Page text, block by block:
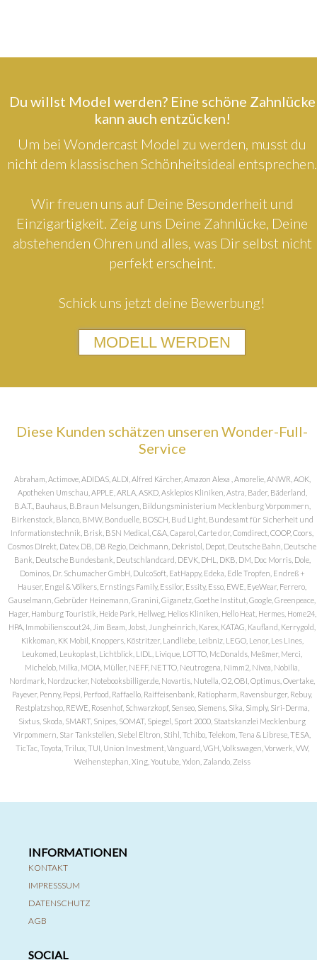
Du willst Model werden? Eine schöne Zahnlücke
kann auch entzücken!
Um bei Wondercast Model zu werden, musst du
nicht dem klassischen Schönheitsideal entsprechen.
Wir freuen uns auf Deine Besonderheit und
Einzigartigkeit. Zeig uns Deine Zahnlücke, Deine
abstehenden Ohren und alles, was Dir selbst nicht
perfekt erscheint.
Schick uns jetzt deine Bewerbung!
MODELL WERDEN
Diese Kunden schätzen unseren Wonder-Full-
Service
Abraham, Actimove, ADIDAS, ALDI, Alfred Kärcher, Amazon Alexa , Amorelie, ANWR, AOK,
Apotheken Umschau, APPLE, ARLA, ASKD, Asklepios Kliniken, Astra, Bader, Bäderland,
B.A.T., Bauhaus, B.Braun Melsungen, Bildungsministerium Mecklenburg Vorpommern,
Birkenstock, Blanco, BMW, Bonduelle, BOSCH, Bud Light, Bundesamt für Sicherheit und
Informationstechnik, Brisk, BSN Medical, C&A, Caparol, Carte d or, Comdirect, COOP, Coors,
Cosmos DIrekt, Datev, DB, DB Regio, Deichmann, Dekristol, Depot, Deutsche Bahn, Deutsche
Bank, Deutsche Bundesbank, Deutschlandcard, DEVK, DHL, DKB, DM, Doc Morris, Dole,
Dominos, Dr. Schumacher GmbH, DulcoSoft, EatHappy, Edeka, Edle Tropfen, Endreß +
Hauser, Engel & Völkers, Ernstings Family, Essilor, Essity, Esso, EWE, EyeWear, Ferrero,
Gauselmann, Gebrüder Heinemann, Granini, Giganetz, Goethe Institut, Google, Greenpeace,
Hager, Hamburg Touristik, Heide Park, Hellweg, Helios Kliniken, Hello Heat, Hermes, Home24,
HPA, Immobilienscout24, Jim Beam, Jobst, Jungheinrich, Karex, KATAG, Kaufland, Kerrygold,
Kikkoman, KK Mobil, Knoppers, Köstritzer, Landliebe, Leibniz, LEGO, Lenor, Les Lines,
Leukomed, Leukoplast, Lichtblick, LIDL, Livique, LOTTO, McDonalds, Meßmer, Merci,
Michelob, Milka, MOIA, Müller, NEFF, NETTO, Neutrogena, Nimm2, Nivea, Nobilia,
Nordmark, Nordzucker, Notebooksbilliger.de, Novartis, Nutella, O2, OBI, Optimus, Overtake,
Payever, Penny, Pepsi, Perfood, Raffaello, Raiffeisenbank, Ratiopharm, Ravensburger, Rebuy,
Restplatzshop, REWE, Rosenhof, Schwarzkopf, Senseo, Siemens, Sika, Simply, Siri-Derma,
Sixtus, Skoda, SMART, Snipes, SOMAT, Spiegel, Sport 2000, Staatskanzlei Mecklenburg
Virpommern, Star Tankstellen, Siebel Eltron, Stihl, Tchibo, Telekom, Tena & Librese, TESA,
TicTac, Toyota, Trilux, TUI, Union Investment, Vanguard, VGH, Volkswagen, Vorwerk, VW,
Weihenstephan, Xing, Youtube, Yxlon, Zalando, Zeiss
INFORMATIONEN
KONTAKT
IMPRESSSUM
DATENSCHUTZ
AGB
SOCIAL